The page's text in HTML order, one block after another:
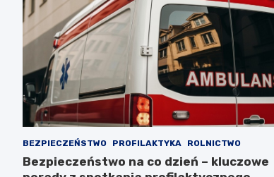
BEZPIECZEŃSTWO PROFILAKTYKA ROLNICTWO
Bezpieczeństwo na co dzień – kluczowe